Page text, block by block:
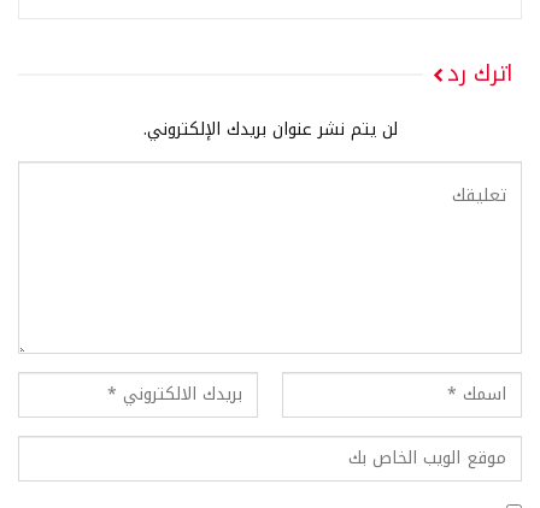
اترك رد
لن يتم نشر عنوان بريدك الإلكتروني.